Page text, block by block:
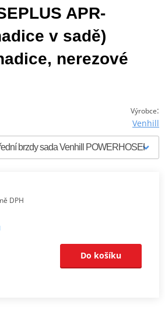
APR-
v sadě)
nerezové
Výrobce:
Venhill
DPH
Do košíku